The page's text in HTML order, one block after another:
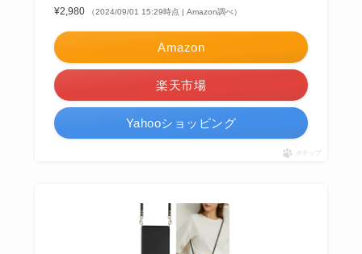
¥2,980
（2024/09/01 15:29時点 | Amazon調べ）
Amazon
楽天市場
Yahooショッピング
ポチップ